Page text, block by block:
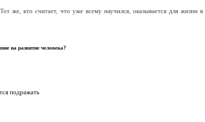
же, кто считает, что уже всему научился, оказывается для жизни
на развитие человека?
подражать